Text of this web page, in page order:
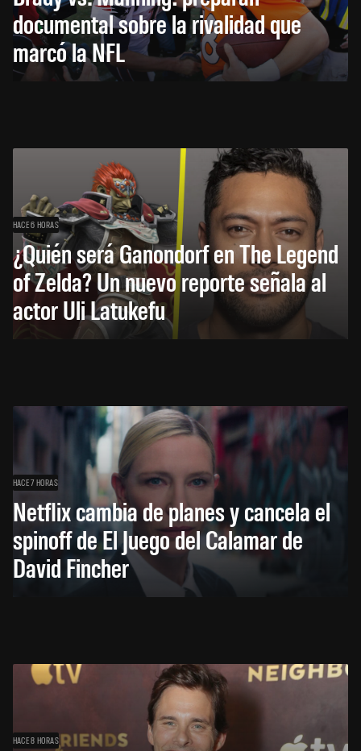
documental sobre la rivalidad que
marcó la NFL
HACE 6 HORAS
¿Quién será Ganondorf en The Legend
of Zelda? Un nuevo reporte señala al
actor Uli Latukefu
HACE 7 HORAS
Netflix cambia de planes y cancela el
spinoff de El Juego del Calamar de
David Fincher
HACE 8 HORAS